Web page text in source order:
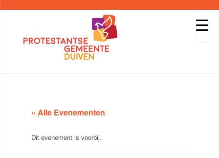
« Alle Evenementen
Dit evenement is voorbij.